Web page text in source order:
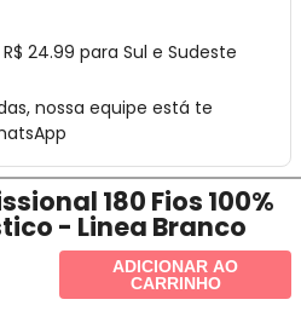
24.99 para Sul e Sudeste
nossa equipe está te
180 Fios 100%
- Linea Branco
ADICIONAR AO
CARRINHO